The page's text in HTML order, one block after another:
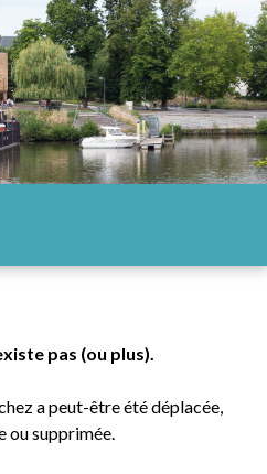
pas (ou plus).
a peut-être été déplacée,
ou supprimée.